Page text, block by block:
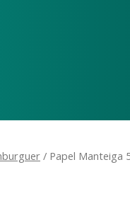
/ Papel Manteiga